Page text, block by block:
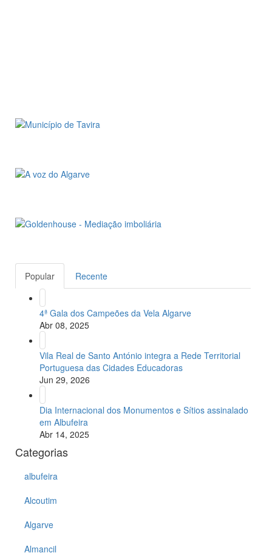
Popular Recente
4ª Gala dos Campeões da Vela Algarve
Abr 08, 2025
Vila Real de Santo António integra a Rede Territorial
Portuguesa das Cidades Educadoras
Jun 29, 2026
Dia Internacional dos Monumentos e Sítios assinalado
em Albufeira
Abr 14, 2025
Categorias
albufeira
Alcoutim
Algarve
Almancil